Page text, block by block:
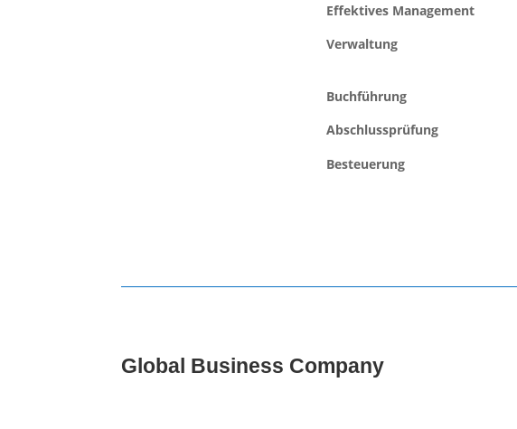
Effektives Management
Verwaltung
Buchführung
Abschlussprüfung
Besteuerung
Global Business Company